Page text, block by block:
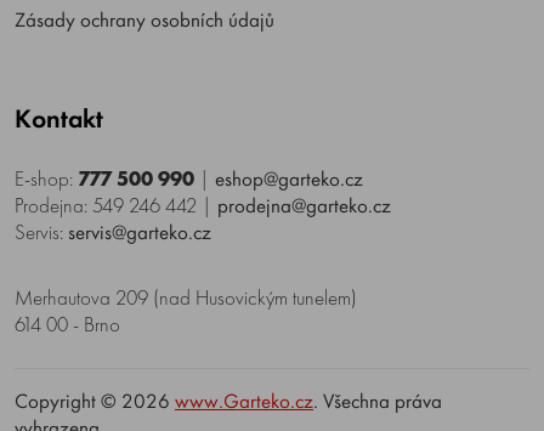
Zásady ochrany osobních údajů
Kontakt
E-shop: 777 500 990 | eshop@garteko.cz
Prodejna: 549 246 442 | prodejna@garteko.cz
Servis: servis@garteko.cz
Merhautova 209 (nad Husovickým tunelem)
614 00 - Brno
Copyright © 2026 www.Garteko.cz. Všechna práva